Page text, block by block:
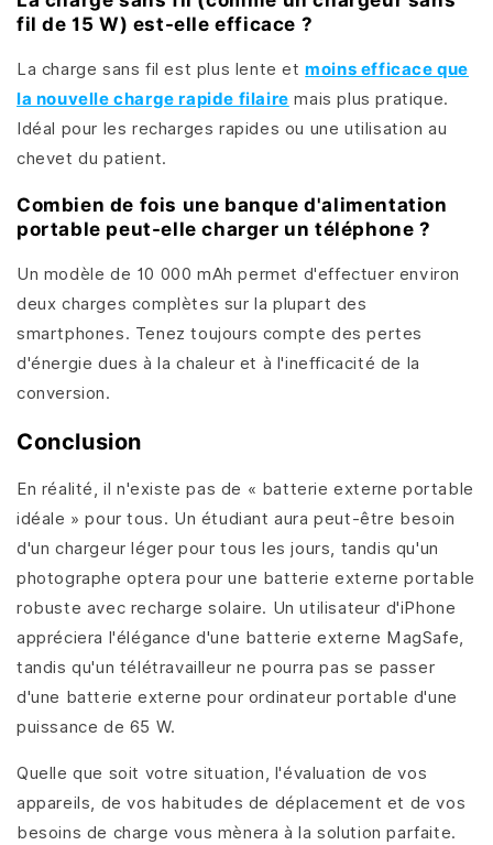
fil de 15 W) est-elle efficace ?
La charge sans fil est plus lente etmoins efficace que
la nouvelle charge rapide filaire mais plus pratique.
Idéal pour les recharges rapides ou une utilisation au
chevet du patient.
Combien de fois une banque d'alimentation
portable peut-elle charger un téléphone ?
Un modèle de 10 000 mAh permet d'effectuer environ
deux charges complètes sur la plupart des
smartphones. Tenez toujours compte des pertes
d'énergie dues à la chaleur et à l'inefficacité de la
conversion.
Conclusion
En réalité, il n'existe pas de « batterie externe portable
idéale » pour tous. Un étudiant aura peut-être besoin
d'un chargeur léger pour tous les jours, tandis qu'un
photographe optera pour une batterie externe portable
robuste avec recharge solaire. Un utilisateur d'iPhone
appréciera l'élégance d'une batterie externe MagSafe,
tandis qu'un télétravailleur ne pourra pas se passer
d'une batterie externe pour ordinateur portable d'une
puissance de 65 W.
Quelle que soit votre situation, l'évaluation de vos
appareils, de vos habitudes de déplacement et de vos
besoins de charge vous mènera à la solution parfaite.